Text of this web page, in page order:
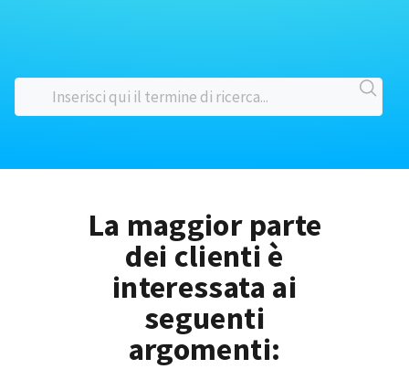
La maggior parte
dei clienti è
interessata ai
seguenti
argomenti: